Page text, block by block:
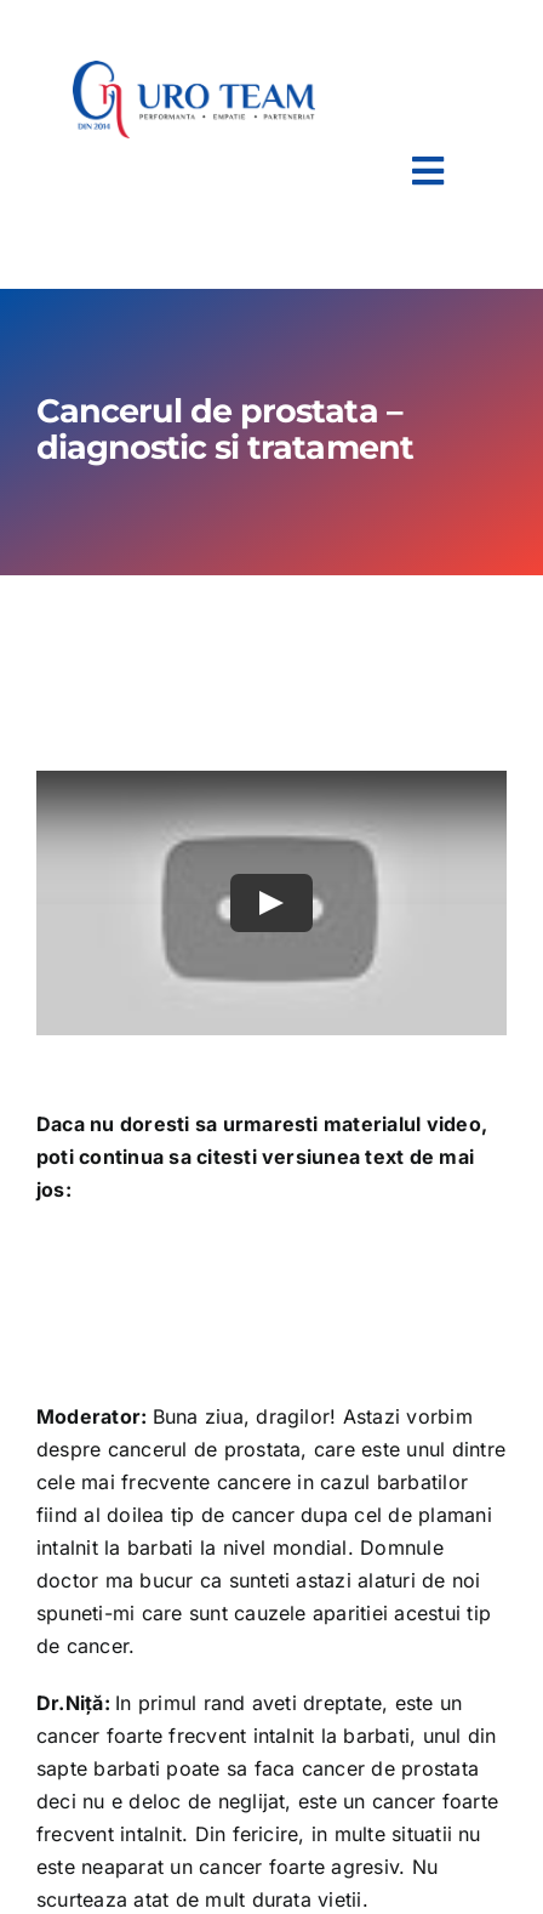
Toggle
AFECTIUNI
Cancerul de prostata –
diagnostic si tratament
Daca nu doresti sa urmaresti materialul video,
poti continua sa citesti versiunea text de mai
jos:
Moderator: Buna ziua, dragilor! Astazi vorbim
despre cancerul de prostata, care este unul dintre
cele mai frecvente cancere in cazul barbatilor
fiind al doilea tip de cancer dupa cel de plamani
intalnit la barbati la nivel mondial. Domnule
doctor ma bucur ca sunteti astazi alaturi de noi
spuneti-mi care sunt cauzele aparitiei acestui tip
de cancer.
Dr.Niță: In primul rand aveti dreptate, este un
cancer foarte frecvent intalnit la barbati, unul din
sapte barbati poate sa faca cancer de prostata
deci nu e deloc de neglijat, este un cancer foarte
frecvent intalnit. Din fericire, in multe situatii nu
este neaparat un cancer foarte agresiv. Nu
scurteaza atat de mult durata vietii.